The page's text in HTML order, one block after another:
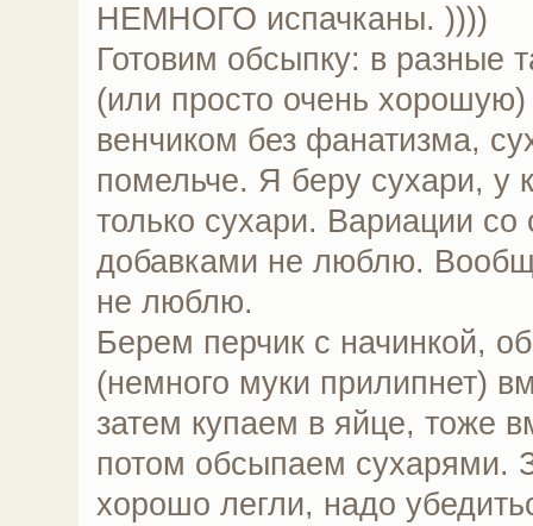
НЕМНОГО испачканы. ))))
Готовим обсыпку: в разные
(или просто очень
венчиком без фанатизма,
помельче. Я беру сухари, у
только сухари. Вариации
добавками не люблю.
не люблю.
Берем перчик с начинкой,
(немного муки прилипнет)
затем купаем в яйце, тоже
потом обсыпаем сухарями.
хорошо легли, надо